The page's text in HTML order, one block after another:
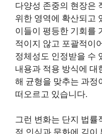
다양성 존중의 현장은
위한 영역에 확산되고
이들이 평등한 기회를
적이지 않고 포괄적이
정체성도 인정받을 수
내용과 적용 방식에 대
해 균형을 맞추는 과정
떠오르고 있습니다.
그런 변화는 단지 법률